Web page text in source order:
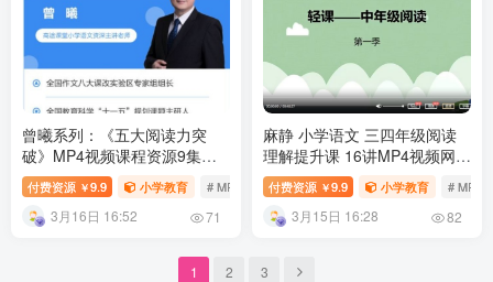
曾曦系列：《五大阅读力突
破》MP4视频课程资源9集完
结（3-6年级阅读作文写作辅导
课视频 百度网盘下载
付费资源 ￥9.9 小学教育 # MP4视频 # 曾曦 # 五大阅读力突破
3月16日 16:52 71
麻静 小学语文 三四年级阅读
理解提升课 16讲MP4视频网课
下载完结 百度网盘下载
付费资源 ￥9.9 小学教育 # MP4
3月15日 16:28 82
1 2 3